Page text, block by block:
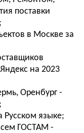
поставки
в Москве за
на 2023
Оренбург -
языке;
ГОСТАМ -